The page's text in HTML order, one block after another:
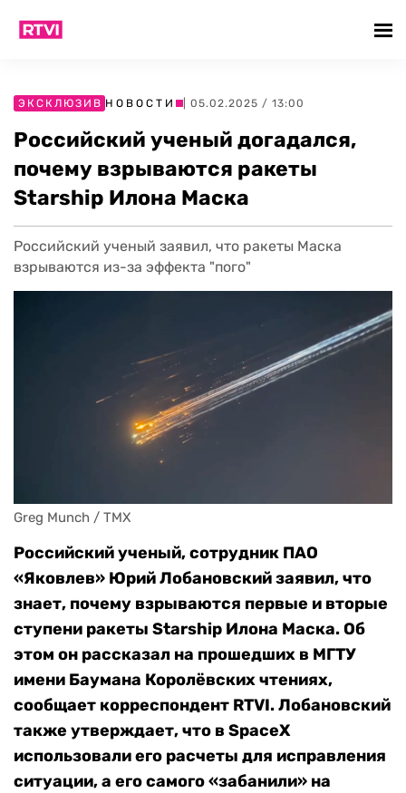
ЭКСКЛЮЗИВ НОВОСТИ | 05.02.2025 / 13:00
Российский ученый догадался,
почему взрываются ракеты
Starship Илона Маска
Российский ученый заявил, что ракеты Маска
взрываются из-за эффекта "пого"
Greg Munch / TMX
Российский ученый, сотрудник ПАО
«Яковлев» Юрий Лобановский заявил, что
знает, почему взрываются первые и вторые
ступени ракеты Starship Илона Маска. Об
этом он рассказал на прошедших в МГТУ
имени Баумана Королёвских чтениях,
сообщает корреспондент RTVI. Лобановский
также утверждает, что в SpaceX
использовали его расчеты для исправления
ситуации, а его самого «забанили» на